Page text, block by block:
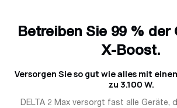
Betreiben Sie 99 % der
X-Boost.
Versorgen Sie so gut wie alles mit
zu 3.100 W.
DELTA 2 Max versorgt fast alle Geräte,